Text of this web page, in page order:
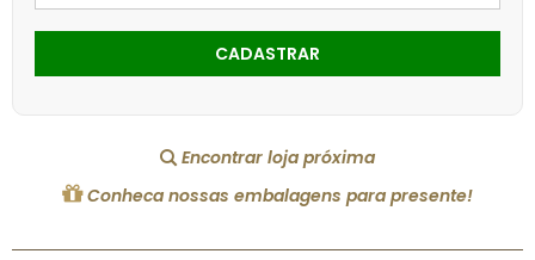
CADASTRAR
Encontrar loja próxima
Conheca nossas embalagens para presente!